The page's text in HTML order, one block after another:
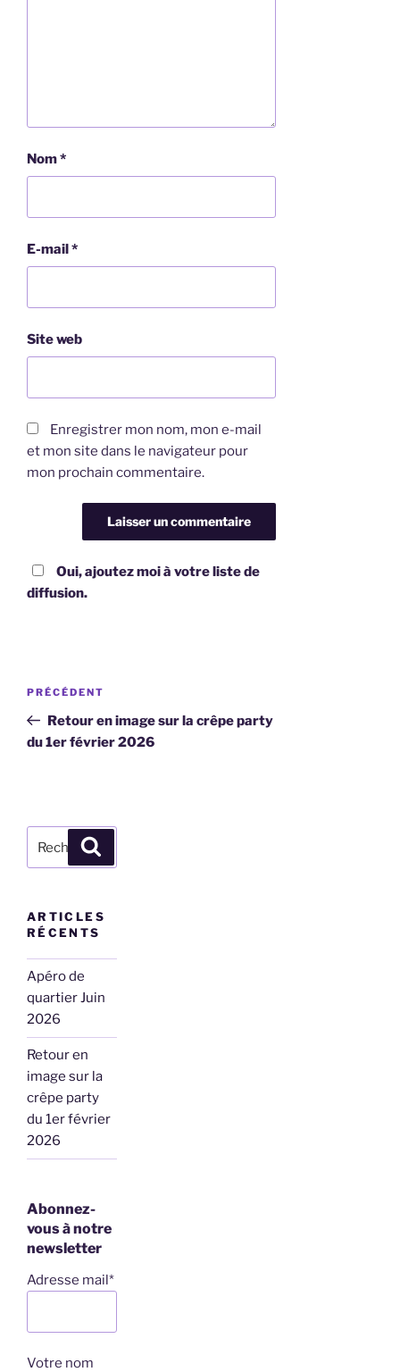
Nom*
E-mail*
Site web
Enregistrer mon nom, mon e-mail
et mon site dans le navigateur pour
mon prochain commentaire.
Oui, ajoutez moi à votre liste de
diffusion.
Navigation
l’article
Article
précédent
PRÉCÉDENT
Retour en image sur la crêpe party
du 1er février 2026
Recherche
pour
ARTICLES
RÉCENTS
Apéro de
quartier Juin
2026
Retour en
image sur la
crêpe party
du 1er février
2026
Abonnez-
vous à notre
newsletter
Adresse mail*
Votre nom